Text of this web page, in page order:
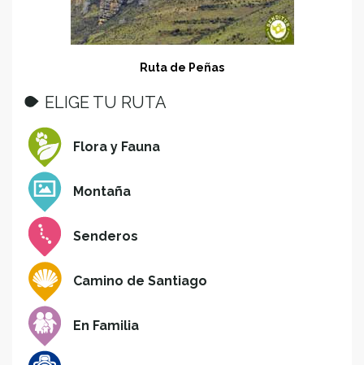
Ruta de Peñas
ELIGE TU RUTA
Flora y Fauna
Montaña
Senderos
Camino de Santiago
En Familia